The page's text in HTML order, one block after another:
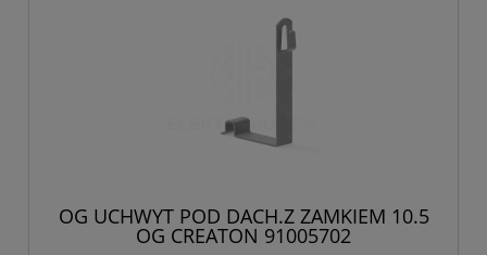
OG UCHWYT POD DACH.Z ZAMKIEM 10.5
OG CREATON 91005702